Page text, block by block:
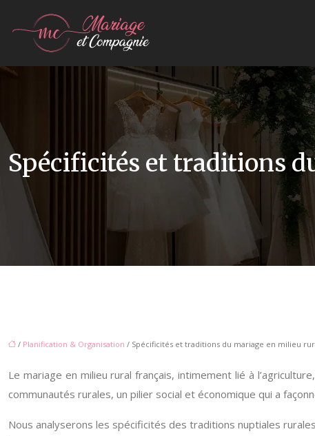
Spécificités et traditions
/ Planification & Organisation / Spécificités et traditions du mariage en milieu
Le mariage en milieu rural français, intimement lié à
communautés rurales, un pilier social et économique qui a
Nous analyserons les spécificités des traditions nuptiales